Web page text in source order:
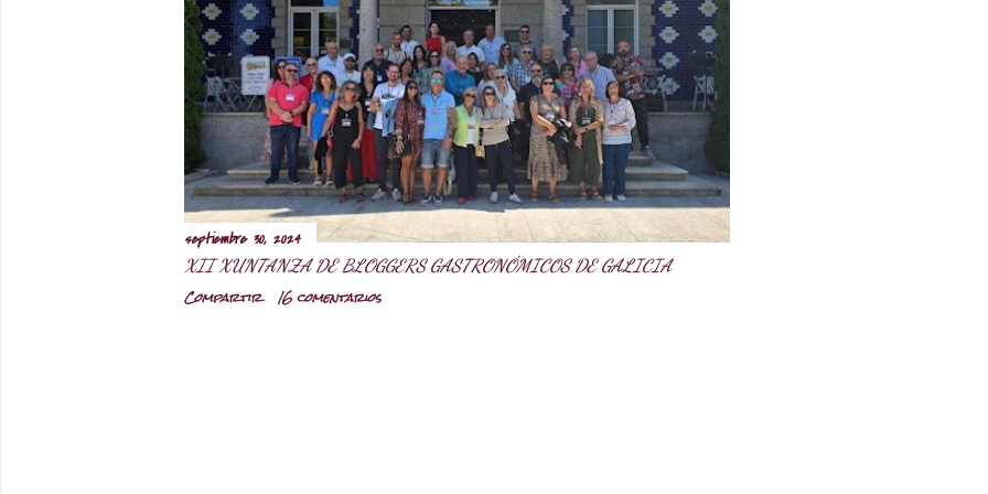
a
d
a
s
septiembre 30, 2024
XII XUNTANZA DE BLOGGERS GASTRONÓMICOS DE GALICIA
Compartir 16 comentarios